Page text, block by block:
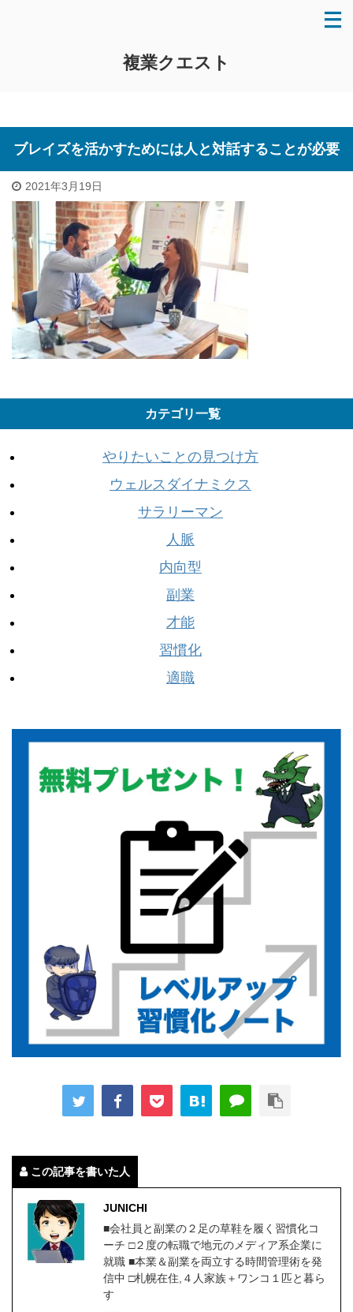
複業クエスト
ブレイズを活かすためには人と対話することが必要
2021年3月19日
カテゴリ一覧
やりたいことの見つけ方
ウェルスダイナミクス
サラリーマン
人脈
内向型
副業
才能
習慣化
適職
この記事を書いた人
JUNICHI
■会社員と副業の２足の草鞋を履く習慣化コ
ーチ □２度の転職で地元のメディア系企業に
就職 ■本業＆副業を両立する時間管理術を発
信中 □札幌在住,４人家族＋ワンコ１匹と暮ら
す